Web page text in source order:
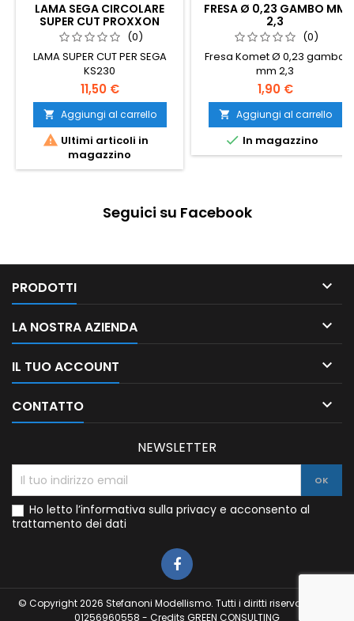
LAMA SEGA CIRCOLARE
SUPER CUT PROXXON
(0)
LAMA SUPER CUT PER SEGA
KS230
11,50 €
 Aggiungi al carrello
 Ultimi articoli in
magazzino
FRESA Ø 0,23 GAMBO MM
2,3
(0)
Fresa Komet Ø 0,23 gambo
mm 2,3
1,90 €
 Aggiungi al carrello
 In magazzino
Seguici su Facebook
PRODOTTI 
LA NOSTRA AZIENDA 
IL TUO ACCOUNT 
CONTATTO 
NEWSLETTER
Ho letto l’informativa sulla privacy e acconsento al
trattamento dei dati
© Copyright 2026 Stefanoni Modellismo. Tutti i diritti riservati. P.IVA:
01256960558 - Credits GREEN CONSULTING